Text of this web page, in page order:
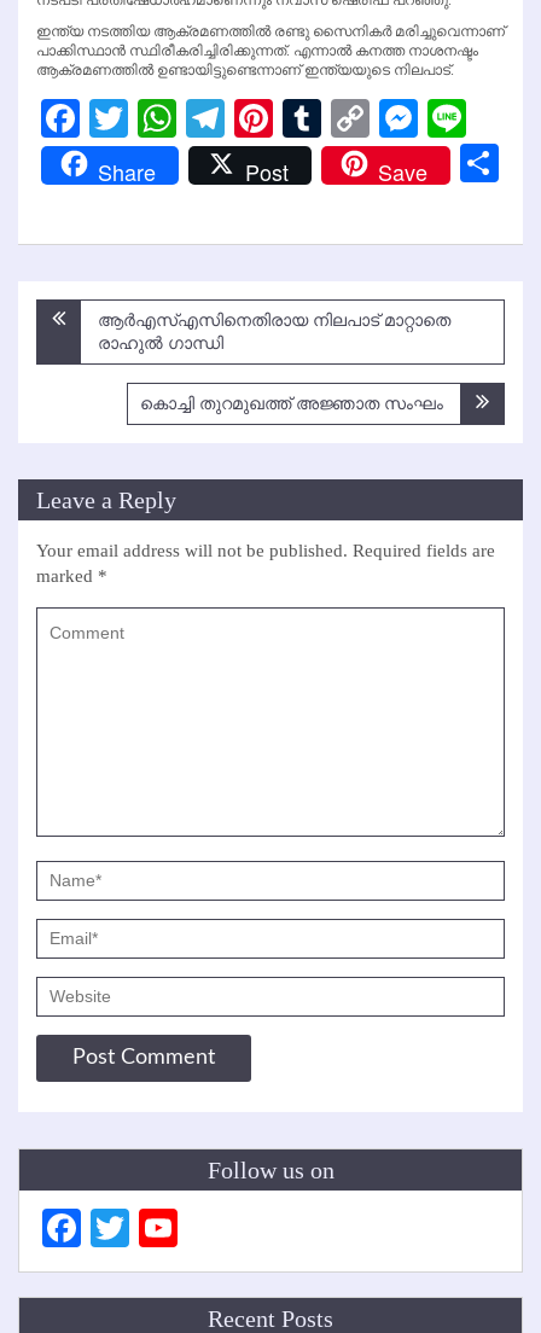
ഇന്ത്യ നടത്തിയ ആക്രമണത്തില്‍ രണ്ടു സൈനികര്‍ മരിച്ചുവെന്നാണ്
പാക്കിസ്ഥാന്‍ സ്ഥിരീകരിച്ചിരിക്കുന്നത്. എന്നാല്‍ കനത്ത നാശനഷ്ടം
ആക്രമണത്തില്‍ ഉണ്ടായിട്ടുണ്ടെന്നാണ് ഇന്ത്യയുടെ നിലപാട്.
Facebook
Twitter
WhatsApp
Telegram
Pinterest
Tumblr
Copy
Link
Share Post Save
Post
navigation
ആര്‍എസ്എസിനെതിരായ നിലപാട് മാറ്റാതെ
രാഹുല്‍ ഗാന്ധി
കൊച്ചി തുറമുഖത്ത് അജ്ഞാത സംഘം
Leave a Reply
Your email address will not be published. Required fields are
marked *
Follow us on
Facebook
Twitter
Channel
Recent Posts